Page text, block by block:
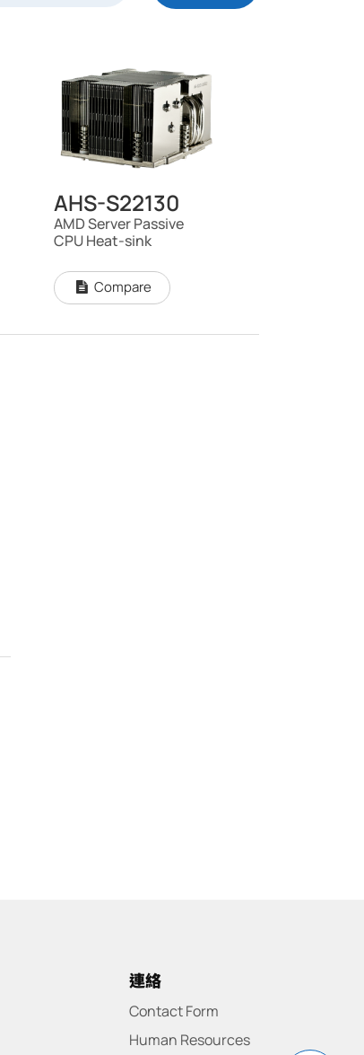
AHS-S22130
AMD Server Passive
CPU Heat-sink
Compare
連絡
Contact Form
Human Resources